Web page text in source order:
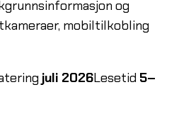
og
mobiltilkobling
juli 2026Lesetid 5–